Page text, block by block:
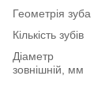
Геометрія зуба
Кількість зубів
Діаметр
зовнішній, мм